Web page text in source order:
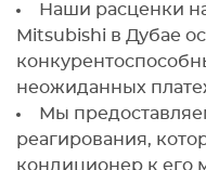
Наши расценки
Mitsubishi в Дубае
неожиданных
Мы
реагирования,
кондиционер к его